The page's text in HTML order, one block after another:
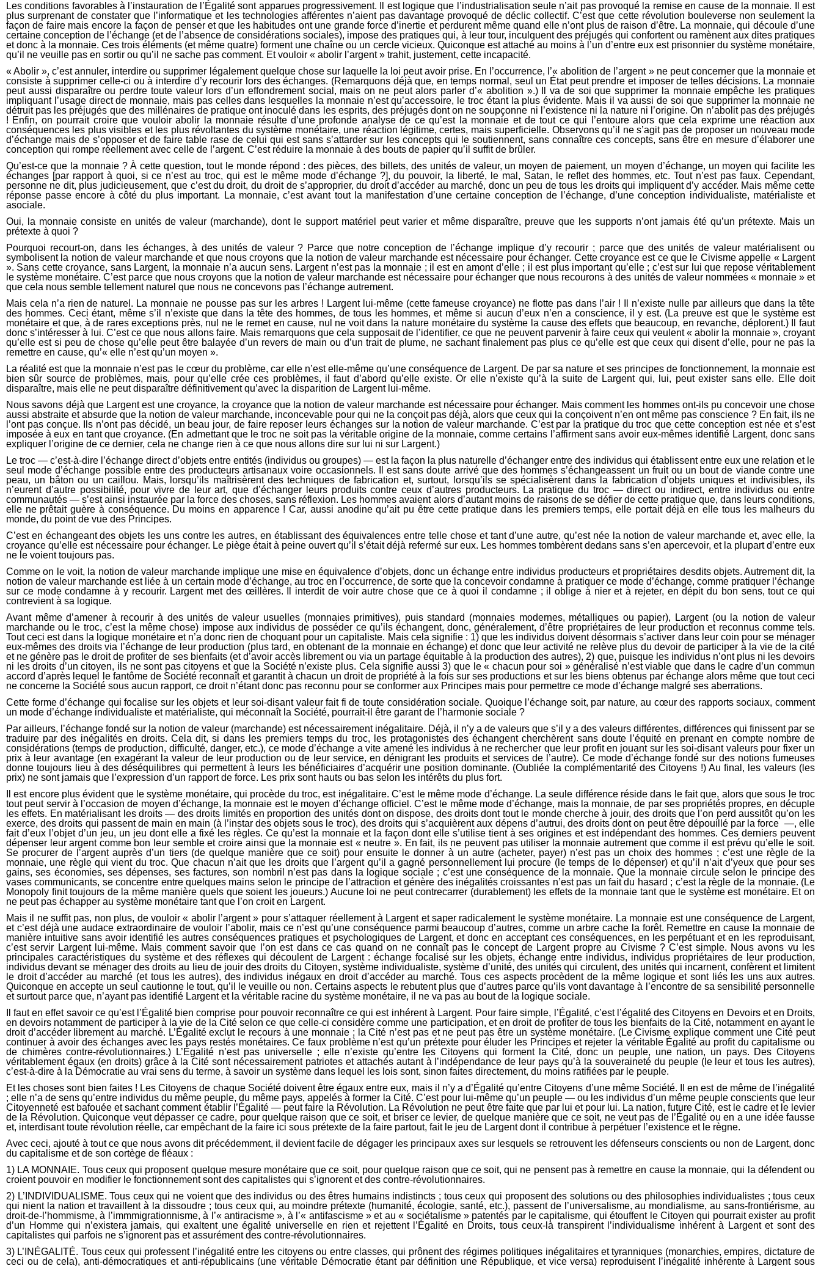
Les conditions favorables à l’instauration de l’Égalité sont apparues progressivement. Il est logique que l’industrialisation seule n’ait pas provoqué la remise en cause de la monnaie. Il est
plus surprenant de constater que l’informatique et les technologies afférentes n’aient pas davantage provoqué de déclic collectif. C’est que cette révolution bouleverse non seulement la
façon de faire mais encore la façon de penser et que les habitudes ont une grande force d’inertie et perdurent même quand elle n’ont plus de raison d’être. La monnaie, qui découle d’une
certaine conception de l’échange (et de l’absence de considérations sociales), impose des pratiques qui, à leur tour, inculquent des préjugés qui confortent ou ramènent aux dites pratiques
et donc à la monnaie. Ces trois éléments (et même quatre) forment une chaîne ou un cercle vicieux. Quiconque est attaché au moins à l’un d’entre eux est prisonnier du système monétaire,
qu’il ne veuille pas en sortir ou qu’il ne sache pas comment. Et vouloir « abolir l’argent » trahit, justement, cette incapacité.
« Abolir », c’est annuler, interdire ou supprimer légalement quelque chose sur laquelle la loi peut avoir prise. En l’occurrence, l’« abolition de l’argent » ne peut concerner que la monnaie et
consiste à supprimer celle-ci ou à interdire d’y recourir lors des échanges. (Remarquons déjà que, en temps normal, seul un État peut prendre et imposer de telles décisions. La monnaie
peut aussi disparaître ou perdre toute valeur lors d’un effondrement social, mais on ne peut alors parler d’« abolition ».) Il va de soi que supprimer la monnaie empêche les pratiques
impliquant l’usage direct de monnaie, mais pas celles dans lesquelles la monnaie n’est qu’accessoire, le troc étant la plus évidente. Mais il va aussi de soi que supprimer la monnaie ne
détruit pas les préjugés que des millénaires de pratique ont inoculé dans les esprits, des préjugés dont on ne soupçonne ni l’existence ni la nature ni l’origine. On n’abolit pas des préjugés
! Enfin, on pourrait croire que vouloir abolir la monnaie résulte d’une profonde analyse de ce qu’est la monnaie et de tout ce qui l’entoure alors que cela exprime une réaction aux
conséquences les plus visibles et les plus révoltantes du système monétaire, une réaction légitime, certes, mais superficielle. Observons qu’il ne s’agit pas de proposer un nouveau mode
d’échange mais de s’opposer et de faire table rase de celui qui est sans s’attarder sur les concepts qui le soutiennent, sans connaître ces concepts, sans être en mesure d’élaborer une
conception qui rompe réellement avec celle de l’argent. C’est réduire la monnaie à des bouts de papier qu’il suffit de brûler.
Qu’est-ce que la monnaie ? À cette question, tout le monde répond : des pièces, des billets, des unités de valeur, un moyen de paiement, un moyen d’échange, un moyen qui facilite les
échanges [par rapport à quoi, si ce n’est au troc, qui est le même mode d’échange ?], du pouvoir, la liberté, le mal, Satan, le reflet des hommes, etc. Tout n’est pas faux. Cependant,
personne ne dit, plus judicieusement, que c’est du droit, du droit de s’approprier, du droit d’accéder au marché, donc un peu de tous les droits qui impliquent d’y accéder. Mais même cette
réponse passe encore à côté du plus important. La monnaie, c’est avant tout la manifestation d’une certaine conception de l’échange, d’une conception individualiste, matérialiste et
asociale.
Oui, la monnaie consiste en unités de valeur (marchande), dont le support matériel peut varier et même disparaître, preuve que les supports n’ont jamais été qu’un prétexte. Mais un
prétexte à quoi ?
Pourquoi recourt-on, dans les échanges, à des unités de valeur ? Parce que notre conception de l’échange implique d’y recourir ; parce que des unités de valeur matérialisent ou
symbolisent la notion de valeur marchande et que nous croyons que la notion de valeur marchande est nécessaire pour échanger. Cette croyance est ce que le Civisme appelle « Largent
». Sans cette croyance, sans Largent, la monnaie n’a aucun sens. Largent n’est pas la monnaie ; il est en amont d’elle ; il est plus important qu’elle ; c’est sur lui que repose véritablement
le système monétaire. C’est parce que nous croyons que la notion de valeur marchande est nécessaire pour échanger que nous recourons à des unités de valeur nommées « monnaie » et
que cela nous semble tellement naturel que nous ne concevons pas l’échange autrement.
Mais cela n’a rien de naturel. La monnaie ne pousse pas sur les arbres ! Largent lui-même (cette fameuse croyance) ne flotte pas dans l’air ! Il n’existe nulle par ailleurs que dans la tête
des hommes. Ceci étant, même s’il n’existe que dans la tête des hommes, de tous les hommes, et même si aucun d’eux n’en a conscience, il y est. (La preuve est que le système est
monétaire et que, à de rares exceptions près, nul ne le remet en cause, nul ne voit dans la nature monétaire du système la cause des effets que beaucoup, en revanche, déplorent.) Il faut
donc s’intéresser à lui. C’est ce que nous allons faire. Mais remarquons que cela supposait de l’identifier, ce que ne peuvent parvenir à faire ceux qui veulent « abolir la monnaie », croyant
qu’elle est si peu de chose qu’elle peut être balayée d’un revers de main ou d’un trait de plume, ne sachant finalement pas plus ce qu’elle est que ceux qui disent d’elle, pour ne pas la
remettre en cause, qu’« elle n’est qu’un moyen ».
La réalité est que la monnaie n’est pas le cœur du problème, car elle n’est elle-même qu’une conséquence de Largent. De par sa nature et ses principes de fonctionnement, la monnaie est
bien sûr source de problèmes, mais, pour qu’elle crée ces problèmes, il faut d’abord qu’elle existe. Or elle n’existe qu’à la suite de Largent qui, lui, peut exister sans elle. Elle doit
disparaître, mais elle ne peut disparaître définitivement qu’avec la disparition de Largent lui-même.
Nous savons déjà que Largent est une croyance, la croyance que la notion de valeur marchande est nécessaire pour échanger. Mais comment les hommes ont-ils pu concevoir une chose
aussi abstraite et absurde que la notion de valeur marchande, inconcevable pour qui ne la conçoit pas déjà, alors que ceux qui la conçoivent n’en ont même pas conscience ? En fait, ils ne
l’ont pas conçue. Ils n’ont pas décidé, un beau jour, de faire reposer leurs échanges sur la notion de valeur marchande. C’est par la pratique du troc que cette conception est née et s’est
imposée à eux en tant que croyance. (En admettant que le troc ne soit pas la véritable origine de la monnaie, comme certains l’affirment sans avoir eux-mêmes identifié Largent, donc sans
expliquer l’origine de ce dernier, cela ne change rien à ce que nous allons dire sur lui ni sur Largent.)
Le troc — c’est-à-dire l’échange direct d’objets entre entités (individus ou groupes) — est la façon la plus naturelle d’échanger entre des individus qui établissent entre eux une relation et le
seul mode d’échange possible entre des producteurs artisanaux voire occasionnels. Il est sans doute arrivé que des hommes s’échangeassent un fruit ou un bout de viande contre une
peau, un bâton ou un caillou. Mais, lorsqu’ils maîtrisèrent des techniques de fabrication et, surtout, lorsqu’ils se spécialisèrent dans la fabrication d’objets uniques et indivisibles, ils
n’eurent d’autre possibilité, pour vivre de leur art, que d’échanger leurs produits contre ceux d’autres producteurs. La pratique du troc — direct ou indirect, entre individus ou entre
communautés — s’est ainsi instaurée par la force des choses, sans réflexion. Les hommes avaient alors d’autant moins de raisons de se défier de cette pratique que, dans leurs conditions,
elle ne prêtait guère à conséquence. Du moins en apparence ! Car, aussi anodine qu’ait pu être cette pratique dans les premiers temps, elle portait déjà en elle tous les malheurs du
monde, du point de vue des Principes.
C’est en échangeant des objets les uns contre les autres, en établissant des équivalences entre telle chose et tant d’une autre, qu’est née la notion de valeur marchande et, avec elle, la
croyance qu’elle est nécessaire pour échanger. Le piège était à peine ouvert qu’il s’était déjà refermé sur eux. Les hommes tombèrent dedans sans s’en apercevoir, et la plupart d’entre eux
ne le voient toujours pas.
Comme on le voit, la notion de valeur marchande implique une mise en équivalence d’objets, donc un échange entre individus producteurs et propriétaires desdits objets. Autrement dit, la
notion de valeur marchande est liée à un certain mode d’échange, au troc en l’occurrence, de sorte que la concevoir condamne à pratiquer ce mode d’échange, comme pratiquer l’échange
sur ce mode condamne à y recourir. Largent met des œillères. Il interdit de voir autre chose que ce à quoi il condamne ; il oblige à nier et à rejeter, en dépit du bon sens, tout ce qui
contrevient à sa logique.
Avant même d’amener à recourir à des unités de valeur usuelles (monnaies primitives), puis standard (monnaies modernes, métalliques ou papier), Largent (ou la notion de valeur
marchande ou le troc, c’est la même chose) impose aux individus de posséder ce qu’ils échangent, donc, généralement, d’être propriétaires de leur production et reconnus comme tels.
Tout ceci est dans la logique monétaire et n’a donc rien de choquant pour un capitaliste. Mais cela signifie : 1) que les individus doivent désormais s’activer dans leur coin pour se ménager
eux-mêmes des droits via l’échange de leur production (plus tard, en obtenant de la monnaie en échange) et donc que leur activité ne relève plus du devoir de participer à la vie de la cité
et ne génère pas le droit de profiter de ses bienfaits (et d’avoir accès librement ou via un partage équitable à la production des autres), 2) que, puisque les individus n’ont plus ni les devoirs
ni les droits d’un citoyen, ils ne sont pas citoyens et que la Société n’existe plus. Cela signifie aussi 3) que le « chacun pour soi » généralisé n’est viable que dans le cadre d’un commun
accord d’après lequel le fantôme de Société reconnaît et garantit à chacun un droit de propriété à la fois sur ses productions et sur les biens obtenus par échange alors même que tout ceci
ne concerne la Société sous aucun rapport, ce droit n’étant donc pas reconnu pour se conformer aux Principes mais pour permettre ce mode d’échange malgré ses aberrations.
Cette forme d’échange qui focalise sur les objets et leur soi-disant valeur fait fi de toute considération sociale. Quoique l’échange soit, par nature, au cœur des rapports sociaux, comment
un mode d’échange individualiste et matérialiste, qui méconnaît la Société, pourrait-il être garant de l’harmonie sociale ?
Par ailleurs, l’échange fondé sur la notion de valeur (marchande) est nécessairement inégalitaire. Déjà, il n’y a de valeurs que s’il y a des valeurs différentes, différences qui finissent par se
traduire par des inégalités en droits. Cela dit, si dans les premiers temps du troc, les protagonistes des échangent cherchèrent sans doute l’équité en prenant en compte nombre de
considérations (temps de production, difficulté, danger, etc.), ce mode d’échange a vite amené les individus à ne rechercher que leur profit en jouant sur les soi-disant valeurs pour fixer un
prix à leur avantage (en exagérant la valeur de leur production ou de leur service, en dénigrant les produits et services de l’autre). Ce mode d’échange fondé sur des notions fumeuses
donne toujours lieu à des déséquilibres qui permettent à leurs les bénéficiaires d’acquérir une position dominante. (Oubliée la complémentarité des Citoyens !) Au final, les valeurs (les
prix) ne sont jamais que l’expression d’un rapport de force. Les prix sont hauts ou bas selon les intérêts du plus fort.
Il est encore plus évident que le système monétaire, qui procède du troc, est inégalitaire. C’est le même mode d’échange. La seule différence réside dans le fait que, alors que sous le troc
tout peut servir à l’occasion de moyen d’échange, la monnaie est le moyen d’échange officiel. C’est le même mode d’échange, mais la monnaie, de par ses propriétés propres, en décuple
les effets. En matérialisant les droits — des droits limités en proportion des unités dont on dispose, des droits dont tout le monde cherche à jouir, des droits que l’on perd aussitôt qu’on les
exerce, des droits qui passent de main en main (à l’instar des objets sous le troc), des droits qui s’acquièrent aux dépens d’autrui, des droits dont on peut être dépouillé par la force —, elle
fait d’eux l’objet d’un jeu, un jeu dont elle a fixé les règles. Ce qu’est la monnaie et la façon dont elle s’utilise tient à ses origines et est indépendant des hommes. Ces derniers peuvent
dépenser leur argent comme bon leur semble et croire ainsi que la monnaie est « neutre ». En fait, ils ne peuvent pas utiliser la monnaie autrement que comme il est prévu qu’elle le soit.
Se procurer de l’argent auprès d’un tiers (de quelque manière que ce soit) pour ensuite le donner à un autre (acheter, payer) n’est pas un choix des hommes ; c’est une règle de la
monnaie, une règle qui vient du troc. Que chacun n’ait que les droits que l’argent qu’il a gagné personnellement lui procure (le temps de le dépenser) et qu’il n’ait d’yeux que pour ses
gains, ses économies, ses dépenses, ses factures, son nombril n’est pas dans la logique sociale ; c’est une conséquence de la monnaie. Que la monnaie circule selon le principe des
vases communicants, se concentre entre quelques mains selon le principe de l’attraction et génère des inégalités croissantes n’est pas un fait du hasard ; c’est la règle de la monnaie. (Le
Monopoly finit toujours de la même manière quels que soient les joueurs.) Aucune loi ne peut contrecarrer (durablement) les effets de la monnaie tant que le système est monétaire. Et on
ne peut pas échapper au système monétaire tant que l’on croit en Largent.
Mais il ne suffit pas, non plus, de vouloir « abolir l’argent » pour s’attaquer réellement à Largent et saper radicalement le système monétaire. La monnaie est une conséquence de Largent,
et c’est déjà une audace extraordinaire de vouloir l’abolir, mais ce n’est qu’une conséquence parmi beaucoup d’autres, comme un arbre cache la forêt. Remettre en cause la monnaie de
manière intuitive sans avoir identifié les autres conséquences pratiques et psychologiques de Largent, et donc en acceptant ces conséquences, en les perpétuant et en les reproduisant,
c’est servir Largent lui-même. Mais comment savoir que l’on est dans ce cas quand on ne connaît pas le concept de Largent propre au Civisme ? C’est simple. Nous avons vu les
principales caractéristiques du système et des réflexes qui découlent de Largent : échange focalisé sur les objets, échange entre individus, individus propriétaires de leur production,
individus devant se ménager des droits au lieu de jouir des droits du Citoyen, système individualiste, système d’unité, des unités qui circulent, des unités qui incarnent, confèrent et limitent
le droit d’accéder au marché (et tous les autres), des individus inégaux en droit d’accéder au marché. Tous ces aspects procèdent de la même logique et sont liés les uns aux autres.
Quiconque en accepte un seul cautionne le tout, qu’il le veuille ou non. Certains aspects le rebutent plus que d’autres parce qu’ils vont davantage à l’encontre de sa sensibilité personnelle
et surtout parce que, n’ayant pas identifié Largent et la véritable racine du système monétaire, il ne va pas au bout de la logique sociale.
Il faut en effet savoir ce qu’est l’Égalité bien comprise pour pouvoir reconnaître ce qui est inhérent à Largent. Pour faire simple, l’Égalité, c’est l’égalité des Citoyens en Devoirs et en Droits,
en devoirs notamment de participer à la vie de la Cité selon ce que celle-ci considère comme une participation, et en droit de profiter de tous les bienfaits de la Cité, notamment en ayant le
droit d’accéder librement au marché. L’Égalité exclut le recours à une monnaie ; la Cité n’est pas et ne peut pas être un système monétaire. (Le Civisme explique comment une Cité peut
continuer à avoir des échanges avec les pays restés monétaires. Ce faux problème n’est qu’un prétexte pour éluder les Principes et rejeter la véritable Égalité au profit du capitalisme ou
de chimères contre-révolutionnaires.) L’Égalité n’est pas universelle ; elle n’existe qu’entre les Citoyens qui forment la Cité, donc un peuple, une nation, un pays. Des Citoyens
véritablement égaux (en droits) grâce à la Cité sont nécessairement patriotes et attachés autant à l’indépendance de leur pays qu’à la souveraineté du peuple (le leur et tous les autres),
c’est-à-dire à la Démocratie au vrai sens du terme, à savoir un système dans lequel les lois sont, sinon faites directement, du moins ratifiées par le peuple.
Et les choses sont bien faites ! Les Citoyens de chaque Société doivent être égaux entre eux, mais il n’y a d’Égalité qu’entre Citoyens d’une même Société. Il en est de même de l’inégalité
; elle n’a de sens qu’entre individus du même peuple, du même pays, appelés à former la Cité. C’est pour lui-même qu’un peuple — ou les individus d’un même peuple conscients que leur
Citoyenneté est bafouée et sachant comment établir l’Égalité — peut faire la Révolution. La Révolution ne peut être faite que par lui et pour lui. La nation, future Cité, est le cadre et le levier
de la Révolution. Quiconque veut dépasser ce cadre, pour quelque raison que ce soit, et briser ce levier, de quelque manière que ce soit, ne veut pas de l’Égalité ou en a une idée fausse
et, interdisant toute révolution réelle, car empêchant de la faire ici sous prétexte de la faire partout, fait le jeu de Largent dont il contribue à perpétuer l’existence et le règne.
Avec ceci, ajouté à tout ce que nous avons dit précédemment, il devient facile de dégager les principaux axes sur lesquels se retrouvent les défenseurs conscients ou non de Largent, donc
du capitalisme et de son cortège de fléaux :
1) LA MONNAIE. Tous ceux qui proposent quelque mesure monétaire que ce soit, pour quelque raison que ce soit, qui ne pensent pas à remettre en cause la monnaie, qui la défendent ou
croient pouvoir en modifier le fonctionnement sont des capitalistes qui s’ignorent et des contre-révolutionnaires.
2) L’INDIVIDUALISME. Tous ceux qui ne voient que des individus ou des êtres humains indistincts ; tous ceux qui proposent des solutions ou des philosophies individualistes ; tous ceux
qui nient la nation et travaillent à la dissoudre ; tous ceux qui, au moindre prétexte (humanité, écologie, santé, etc.), passent de l’universalisme, au mondialisme, au sans-frontiérisme, au
droit-de-l’hommisme, à l’immmigrationnisme, à l’« antiracisme », à l’« antifascisme » et au « sociétalisme » patentés par le capitalisme, qui étouffent le Citoyen qui pourrait exister au profit
d’un Homme qui n’existera jamais, qui exaltent une égalité universelle en rien et rejettent l’Égalité en Droits, tous ceux-là transpirent l’individualisme inhérent à Largent et sont des
capitalistes qui parfois ne s’ignorent pas et assurément des contre-révolutionnaires.
3) L’INÉGALITÉ. Tous ceux qui professent l’inégalité entre les citoyens ou entre classes, qui prônent des régimes politiques inégalitaires et tyranniques (monarchies, empires, dictature de
ceci ou de cela), anti-démocratiques et anti-républicains (une véritable Démocratie étant par définition une République, et vice versa) reproduisent l’inégalité inhérente à Largent sous